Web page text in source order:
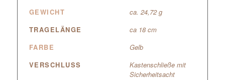
GEWICHT
ca. 24,72 g
TRAGELÄNGE
ca 18 cm
FARBE
Gelb
VERSCHLUSS
Kastenschließe mit
Sicherheitsacht